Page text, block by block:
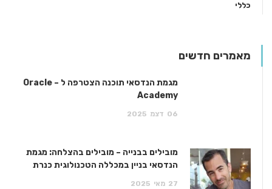
כללי
מאמרים חדשים
מגמת הנדסאי תוכנה הצטרפה ל – Oracle
Academy
06 דצמ 2025
מובילים בבנייה – מובילים בהצלחה: מגמת
הנדסאי בניין במכללה הטכנולוגית כנרת
27 מאי 2025